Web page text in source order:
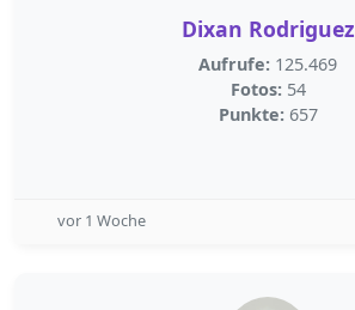
Dixan Rodriguez
Aufrufe: 125.469
Fotos: 54
Punkte: 657
vor 1 Woche